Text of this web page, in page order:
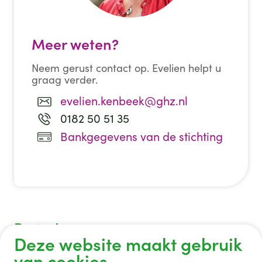
Meer weten?
Neem gerust contact op. Evelien helpt u
graag verder.
evelien.kenbeek@ghz.nl
0182 50 51 35
Bankgegevens van de stichting
Postadres
Stichting Vrienden van het GHZ
Deze website maakt gebruik